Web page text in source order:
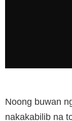
Noong buwan
nakakabilib na